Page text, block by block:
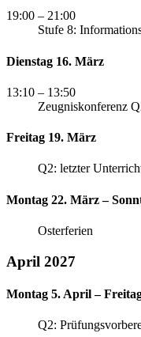
19:00 – 21:00
Stufe 8:
Dienstag 16. März
13:10 – 13:50
Zeugniskonferenz
Freitag 19. März
Q2: letzter
Montag 22. März –
Osterferien
April 2027
Montag 5. April –
Q2: